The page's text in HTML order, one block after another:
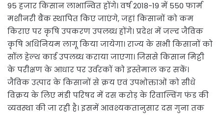
95 हजार किसान लाभान्वित होंगे। वर्ष 2018-19 में 550 फार्म
मशीनरी बैंक स्थापित किए जाएंगे, जहां किसानों को कम
किराए पर कृषि उपकरण उपलब्ध होंगे। प्रदेश में जल्द जैविक
कृषि अधिनियम लागू किया जायेगा। राज्य के सभी किसानों को
सॉल हेल्थ कार्ड उपलब्ध कराया जाएगा। जिससे किसान मिट्टी
के परीक्षण के आधार पर उर्वरकों को इस्तेमाल कर सकें।
जैविक उत्पाद के किसानों से क्रय एवं उपभोक्ताओं को सीधे
विक्रय के लिए मंडी परिषद में दस करोड़ के रिवाल्विंग फंड की
व्यवस्था की जा रही है। इसमें आवश्यकतानुसार दस गुना तक